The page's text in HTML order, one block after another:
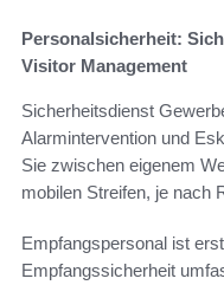
Personalsicherheit:
Visitor Management
Sicherheitsdienst
Alarmintervention und
Sie zwischen eigenem
mobilen Streifen, je nach
Empfangspersonal ist
Empfangssicherheit